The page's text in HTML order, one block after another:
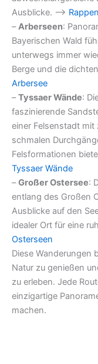
Ausblicke. –>
–Arberseen:
Bayerischen Wald
unterwegs immer
Berge und die
Arbersee
–Tyssaer Wände:
faszinierende
einer Felsenstadt
schmalen
Felsformationen
Tyssaer Wände
–Großer Ostersee:
entlang des Großen
Ausblicke auf den
idealer Ort für eine
Osterseen
Diese Wanderungen
Natur zu genießen
zu erleben. Jede
einzigartige
machen.